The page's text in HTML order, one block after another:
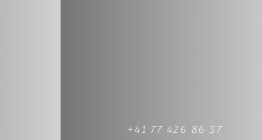
+41 77 426 86 57